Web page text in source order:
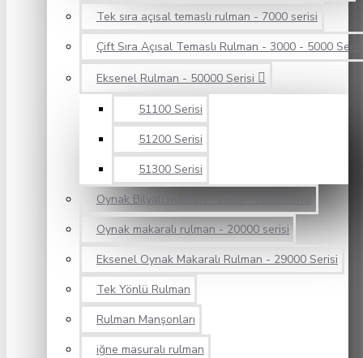
Tek sıra açısal temaslı rulman - 7000 serisi
Çift Sıra Açısal Temaslı Rulman - 3000 - 5000
Eksenel Rulman - 50000 Serisi
51100 Serisi
51200 Serisi
51300 Serisi
Oynak Bilyalı Rulman - 1000 - 2000 Serisi
Oynak makaralı rulman - 20000 serisi
Eksenel Oynak Makaralı Rulman - 29000 Serisi
Tek Yönlü Rulman
Rulman Manşonları
iğne masuralı rulman